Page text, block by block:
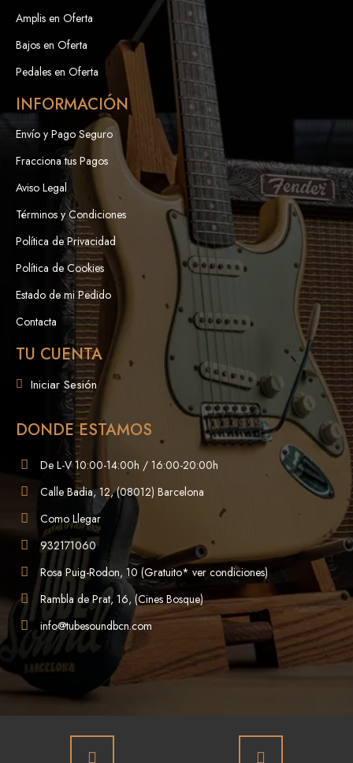
Amplis en Oferta
Bajos en Oferta
Pedales en Oferta
INFORMACIÓN
Envío y Pago Seguro
Fracciona tus Pagos
Aviso Legal
Términos y Condiciones
Política de Privacidad
Política de Cookies
Estado de mi Pedido
Contacta
TU CUENTA
Iniciar Sesión
DONDE ESTAMOS
De L-V 10:00-14:00h / 16:00-20:00h
Calle Badia, 12, (08012) Barcelona
Como Llegar
932171060
Rosa Puig-Rodon, 10 (Gratuito* ver condiciones)
Rambla de Prat, 16, (Cines Bosque)
info@tubesoundbcn.com